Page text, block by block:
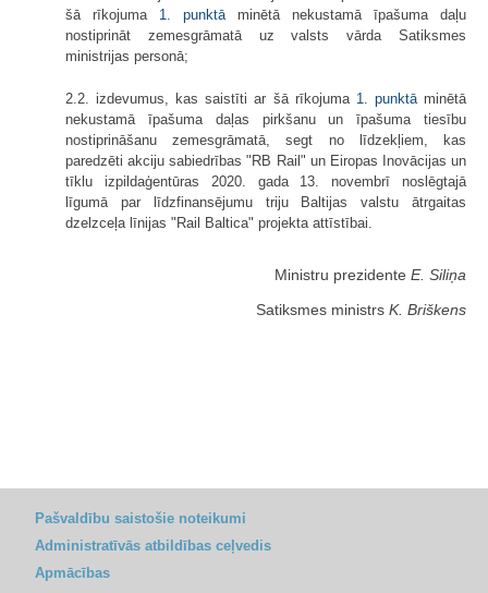
šā rīkojuma 1. punktā minētā nekustamā īpašuma daļu
nostiprināt zemesgrāmatā uz valsts vārda Satiksmes
ministrijas personā;
2.2. izdevumus, kas saistīti ar šā rīkojuma 1. punktāminētā
nekustamā īpašuma daļas pirkšanu un īpašuma tiesību
nostiprināšanu zemesgrāmatā, segt no līdzekļiem, kas
paredzēti akciju sabiedrības "RB Rail" un Eiropas Inovācijas un
tīklu izpildaģentūras 2020. gada 13. novembrī noslēgtajā
līgumā par līdzfinansējumu triju Baltijas valstu ātrgaitas
dzelzceļa līnijas "Rail Baltica" projekta attīstībai.
Ministru prezidente E. Siliņa
Satiksmes ministrs K. Briškens
Pašvaldību saistošie noteikumi
Administratīvās atbildības ceļvedis
Apmācības